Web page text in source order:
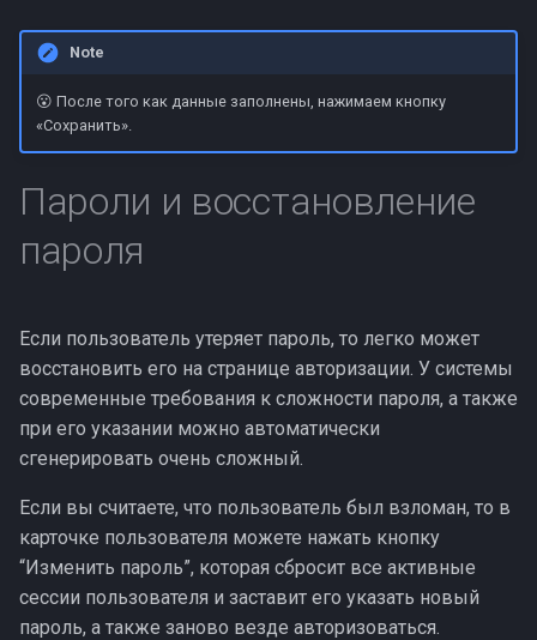
Note
😮 После того как данные заполнены, нажимаем кнопку
«Сохранить».
Пароли и восстановление
пароля
Если пользователь утеряет пароль, то легко может
восстановить его на странице авторизации. У системы
современные требования к сложности пароля, а также
при его указании можно автоматически
сгенерировать очень сложный.
Если вы считаете, что пользователь был взломан, то в
карточке пользователя можете нажать кнопку
“Изменить пароль”, которая сбросит все активные
сессии пользователя и заставит его указать новый
пароль, а также заново везде авторизоваться.